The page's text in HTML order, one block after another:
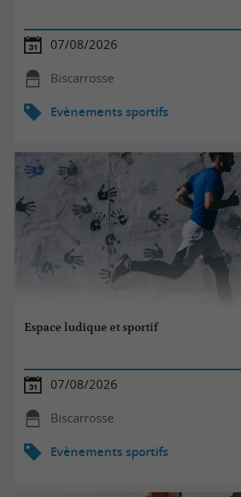
07/08/2026
Biscarrosse
Evènements sportifs
Espace ludique et sportif
07/08/2026
Biscarrosse
Evènements sportifs